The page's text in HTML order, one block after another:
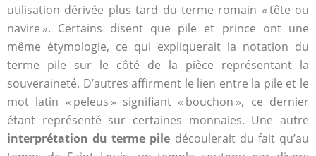
utilisation dérivée plus tard du terme romain « tête ou
navire ». Certains disent que pile et prince ont une
même étymologie, ce qui expliquerait la notation du
terme pile sur le côté de la pièce représentant la
souveraineté. D’autres affirment le lien entre la pile et le
mot latin « peleus » signifiant « bouchon », ce dernier
étant représenté sur certaines monnaies. Une autre
interprétation du terme pile découlerait du fait qu’au